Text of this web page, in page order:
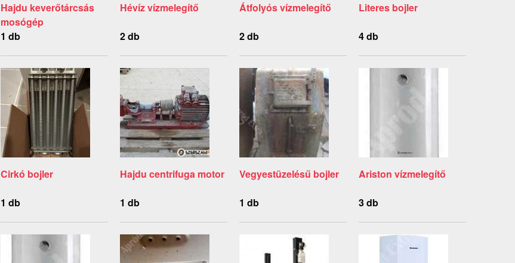
Hajdu keverőtárcsás
mosógép
1 db
Hévíz vízmelegítő
2 db
Átfolyós vízmelegítő
2 db
Literes bojler
4 db
Cirkó bojler
1 db
Hajdu centrifuga motor
1 db
Vegyestüzelésű bojler
1 db
Ariston vízmelegítő
3 db